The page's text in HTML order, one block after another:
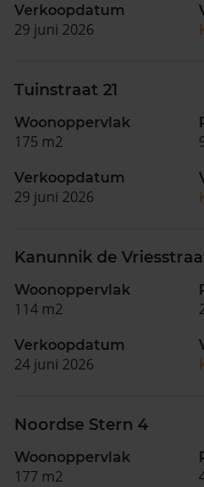
Verkoopdatum
29 juni 2026
Tuinstraat 21
Woonoppervlak
175 m2
Verkoopdatum
29 juni 2026
Kanunnik de
Woonoppervlak
114 m2
Verkoopdatum
24 juni 2026
Noordse Stern 4
Woonoppervlak
177 m2